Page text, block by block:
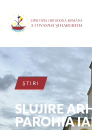
ŞTIRI
SLUJIRE
PAROHIA